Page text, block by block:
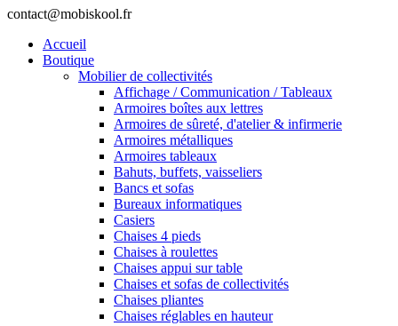
contact@mobiskool.fr
Accueil
Boutique
Mobilier de collectivités
Affichage / Communication / Tableaux
Armoires boîtes aux lettres
Armoires de sûreté, d'atelier & infirmerie
Armoires métalliques
Armoires tableaux
Bahuts, buffets, vaisseliers
Bancs et sofas
Bureaux informatiques
Casiers
Chaises 4 pieds
Chaises à roulettes
Chaises appui sur table
Chaises et sofas de collectivités
Chaises pliantes
Chaises réglables en hauteur